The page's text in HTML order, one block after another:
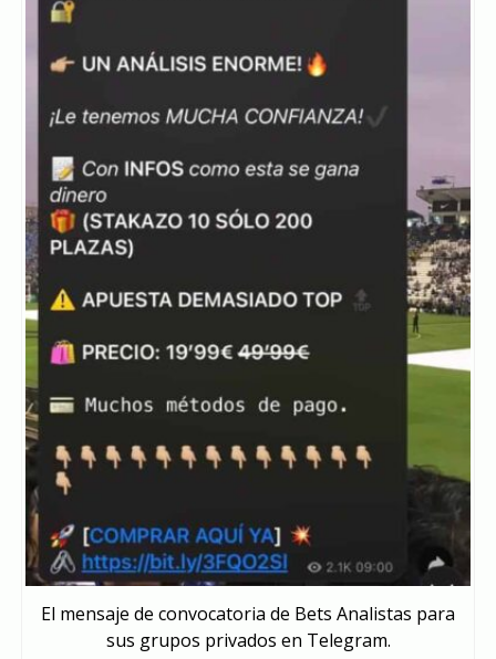
El mensaje de convocatoria de Bets Analistas para
sus grupos privados en Telegram.